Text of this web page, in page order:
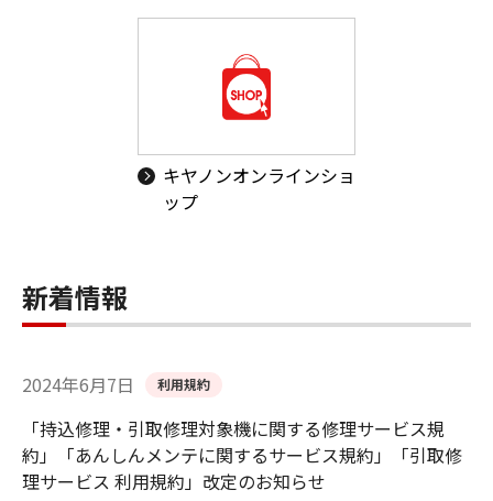
キヤノンオンラインショ
ップ
新着情報
2024年6月7日 利用規約
「持込修理・引取修理対象機に関する修理サービス規
約」「あんしんメンテに関するサービス規約」「引取修
理サービス 利用規約」改定のお知らせ